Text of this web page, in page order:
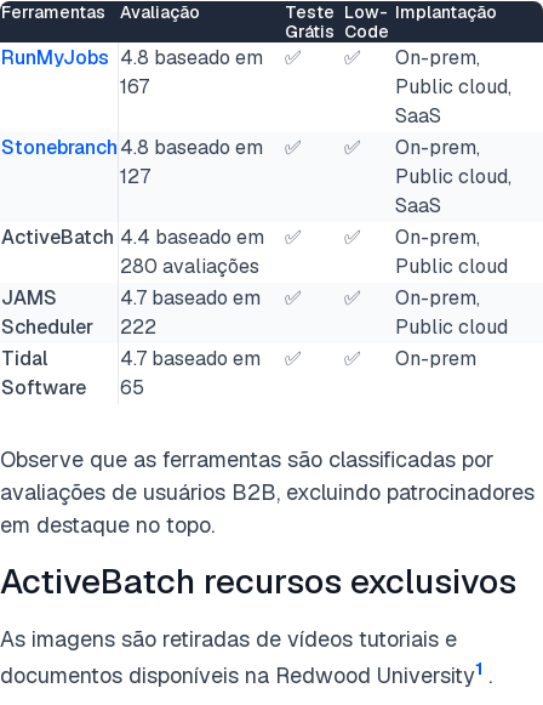
Ferramentas Avaliação
Teste
Grátis
Low-
Code
Implantação
RunMyJobs 4.8 baseado em
167
✅ ✅
On-prem,
Public cloud,
SaaS
Stonebranch4.8 baseado em
127
✅ ✅
On-prem,
Public cloud,
SaaS
ActiveBatch 4.4 baseado em
280 avaliações
✅ ✅
On-prem,
Public cloud
JAMS
Scheduler
4.7 baseado em
222
✅ ✅
On-prem,
Public cloud
Tidal
Software
4.7 baseado em
65
✅ ✅ On-prem
Observe que as ferramentas são classificadas por
avaliações de usuários B2B, excluindo patrocinadores
em destaque no topo.
ActiveBatch recursos exclusivos
As imagens são retiradas de vídeos tutoriais e
documentos disponíveis na Redwood University1 .